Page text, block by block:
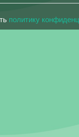
политику